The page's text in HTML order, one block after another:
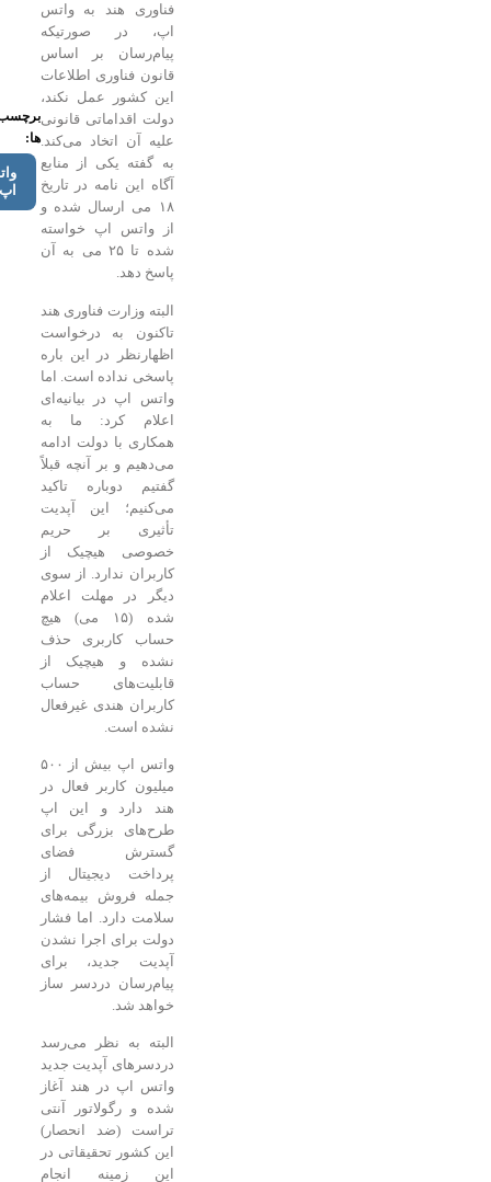
فناوری هند به واتس
اپ، در صورتیکه
پیام‌رسان بر اساس
قانون فناوری اطلاعات
این کشور عمل نکند،
دولت اقداماتی قانونی
علیه آن اتخاد می‌کند.
به گفته یکی از منابع
آگاه این نامه در تاریخ
۱۸ می ارسال شده و
از واتس اپ خواسته
شده تا ۲۵ می به آن
پاسخ دهد.
البته وزارت فناوری هند
تاکنون به درخواست
اظهارنظر در این باره
پاسخی نداده است. اما
واتس اپ در بیانیه‌ای
اعلام کرد: ما به
همکاری با دولت ادامه
می‌دهیم و بر آنچه قبلاً
گفتیم دوباره تاکید
می‌کنیم؛ این آپدیت
تأثیری بر حریم
خصوصی هیچیک از
کاربران ندارد. از سوی
دیگر در مهلت اعلام
شده (۱۵ می) هیچ
حساب کاربری حذف
نشده و هیچیک از
قابلیت‌های حساب
کاربران هندی غیرفعال
نشده است.
واتس اپ بیش از ۵۰۰
میلیون کاربر فعال در
هند دارد و این اپ
طرح‌های بزرگی برای
گسترش فضای
پرداخت دیجیتال از
جمله فروش بیمه‌های
سلامت دارد. اما فشار
دولت برای اجرا نشدن
آپدیت جدید، برای
پیام‌رسان دردسر ساز
خواهد شد.
البته به نظر می‌رسد
دردسرهای آپدیت جدید
واتس اپ در هند آغاز
شده و رگولاتور آنتی
تراست (ضد انحصار)
این کشور تحقیقاتی در
این زمینه انجام
برچسب
ها:
واتس
اپ